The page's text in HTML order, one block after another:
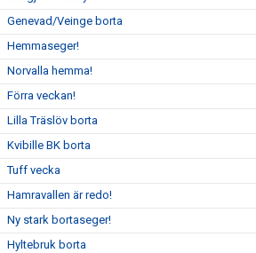
Genevad/Veinge borta
Hemmaseger!
Norvalla hemma!
Förra veckan!
Lilla Träslöv borta
Kvibille BK borta
Tuff vecka
Hamravallen är redo!
Ny stark bortaseger!
Hyltebruk borta